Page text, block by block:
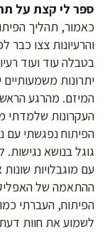
ספר לי קצת על
כאמור, תהליך
והרעיונות צצו
יתרונות
המיזם. מהרגע
העקרונות שלמדתי
הפיתוח נפגשתי עם
גוגל בנושא נגישות.
עם מוגבלויות
ההתאמה של
הפיתוח, העברתי
לשמוע את חוות